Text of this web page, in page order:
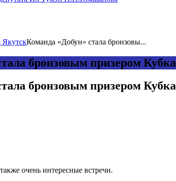
ЯкутскКоманда «Добун» стала бронзовы...
бронзовым призером Кубка
бронзовым призером Кубка
очень интересные встречи.